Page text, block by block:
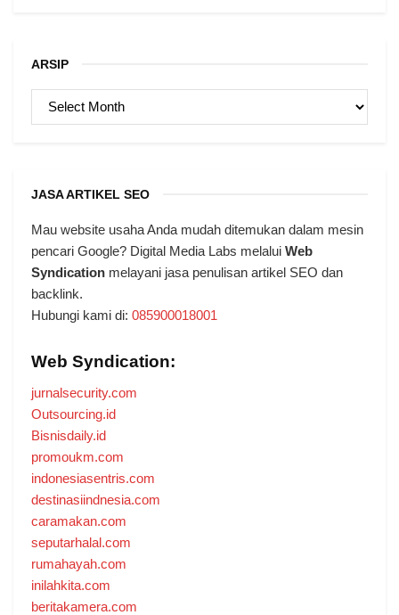
ARSIP
ARSIP
JASA ARTIKEL SEO
Mau website usaha Anda mudah ditemukan dalam mesin
pencari Google? Digital Media Labs melalui Web
Syndication melayani jasa penulisan artikel SEO dan
backlink.
Hubungi kami di: 085900018001
Web Syndication:
jurnalsecurity.com
Outsourcing.id
Bisnisdaily.id
promoukm.com
indonesiasentris.com
destinasiindnesia.com
caramakan.com
seputarhalal.com
rumahayah.com
inilahkita.com
beritakamera.com